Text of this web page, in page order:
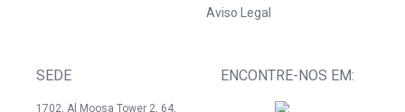
Aviso Legal
SEDE
1702, Al Moosa Tower 2, 64,
ENCONTRE-NOS EM: